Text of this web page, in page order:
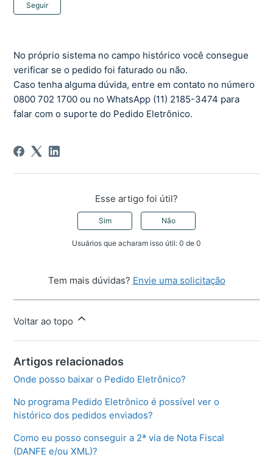
Seguir
No próprio sistema no campo histórico você consegue
verificar se o pedido foi faturado ou não.
Caso tenha alguma dúvida, entre em contato no número
0800 702 1700 ou no WhatsApp (11) 2185-3474 para
falar com o suporte do Pedido Eletrônico.
Esse artigo foi útil?
Sim Não
Usuários que acharam isso útil: 0 de 0
Tem mais dúvidas? Envie uma solicitação
Voltar ao topo
Artigos relacionados
Onde posso baixar o Pedido Eletrônico?
No programa Pedido Eletrônico é possível ver o
histórico dos pedidos enviados?
Como eu posso conseguir a 2ª via de Nota Fiscal
(DANFE e/ou XML)?